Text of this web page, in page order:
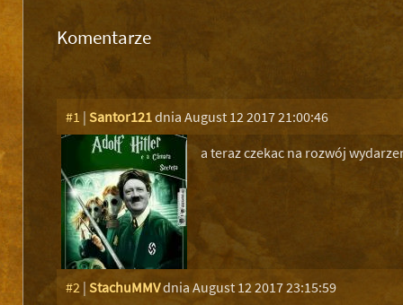
Komentarze
#1 | Santor121dnia August 12 2017 21:00:46
a teraz czekac na rozwój
#2 | StachuMMVdnia August 12 2017 23:15:59